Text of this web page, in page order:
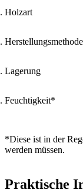
Holzart
Herstellungsmethode
Lagerung
Feuchtigkeit*
*Diese ist in der
werden müssen.
Praktische